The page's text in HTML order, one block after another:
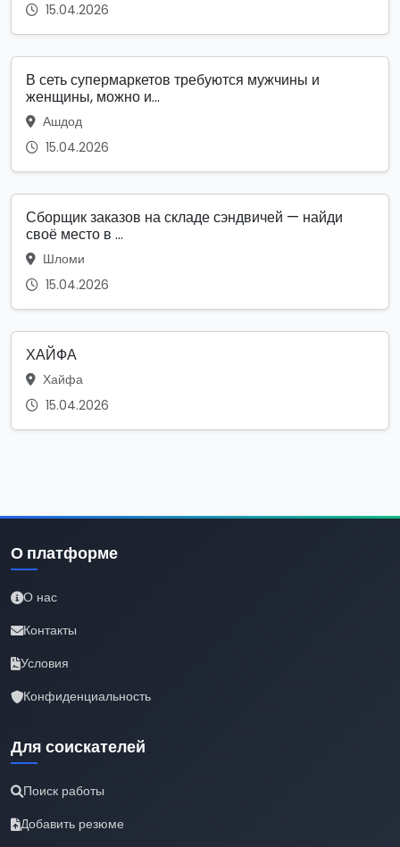
15.04.2026
В сеть супермаркетов требуются мужчины и
женщины, можно и...
Ашдод
15.04.2026
Сборщик заказов на складе сэндвичей — найди
своё место в ...
Шломи
15.04.2026
ХАЙФА
Хайфа
15.04.2026
О платформе
О нас
Контакты
Условия
Конфиденциальность
Для соискателей
Поиск работы
Добавить резюме